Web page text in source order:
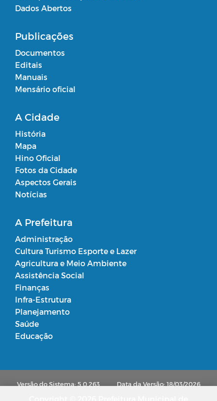
Dados Abertos
Publicações
Documentos
Editais
Manuais
Mensário oficial
A Cidade
História
Mapa
Hino Oficial
Fotos da Cidade
Aspectos Gerais
Notícias
A Prefeitura
Administração
Cultura Turismo Esporte e Lazer
Agricultura e Meio Ambiente
Assistência Social
Finanças
Infra-Estrutura
Planejamento
Saúde
Educação
Versão do Sistema: 5.0.263 Data da Versão: 18/03/2026